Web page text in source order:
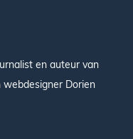
en auteur van
Dorien